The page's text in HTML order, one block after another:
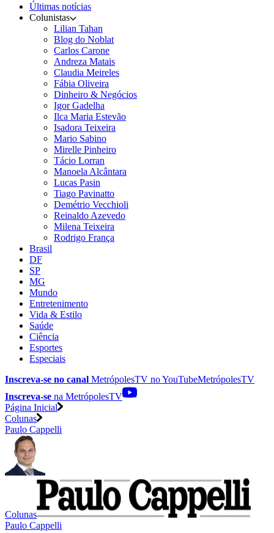
Últimas notícias
Colunistas
Lilian Tahan
Blog do Noblat
Carlos Carone
Andreza Matais
Claudia Meireles
Fábia Oliveira
Dinheiro & Negócios
Igor Gadelha
Ilca Maria Estevão
Isadora Teixeira
Mario Sabino
Mirelle Pinheiro
Tácio Lorran
Manoela Alcântara
Lucas Pasin
Tiago Pavinatto
Demétrio Vecchioli
Reinaldo Azevedo
Milena Teixeira
Rodrigo França
Brasil
DF
SP
MG
Mundo
Entretenimento
Vida & Estilo
Saúde
Ciência
Esportes
Especiais
Inscreva-se no canal MetrópolesTV noYouTubeMetrópolesTV
Inscreva-se na MetrópolesTV
Página Inicial
Colunas
Paulo Cappelli
Colunas
Paulo Cappelli